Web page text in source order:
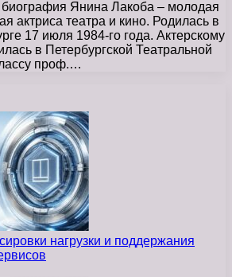
Янина Лакоба – молодая
актриса театра и кино. Родилась в
17 июля 1984-го года. Актерскому
в Петербургской Театральной
проф.…
нагрузки и поддержания